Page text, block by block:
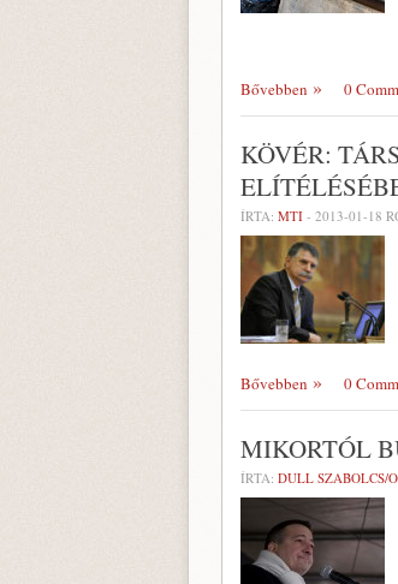
Bővebben 0
KÖVÉR:
ÍRTA: MTI - 2013-01-18
Bővebben 0
MIKORTÓL
ÍRTA: DULL SZABOLCS/